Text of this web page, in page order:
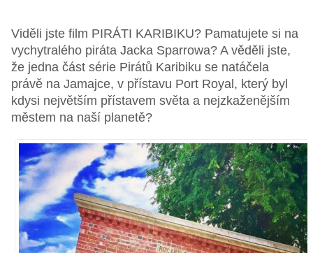
Viděli jste film PIRÁTI KARIBIKU? Pamatujete si na
vychytralého piráta Jacka Sparrowa? A věděli jste,
že jedna část série Pirátů Karibiku se natáčela
právě na Jamajce, v přístavu Port Royal, který byl
kdysi největším přístavem světa a nejzkaženějším
městem na naší planetě?